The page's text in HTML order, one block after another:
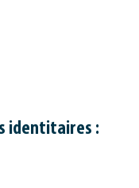
identitaires :